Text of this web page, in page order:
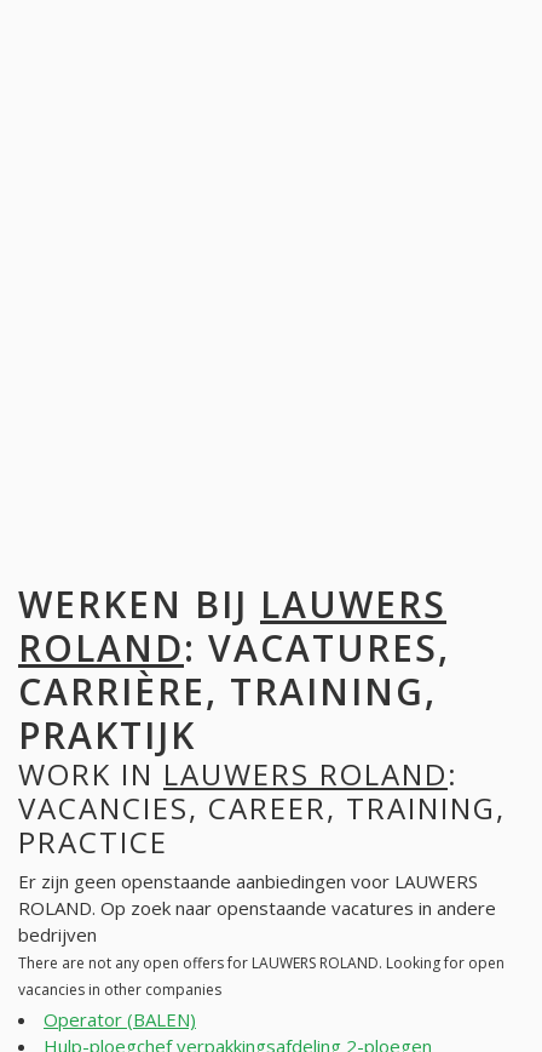
WERKEN BIJ LAUWERS
ROLAND: VACATURES,
CARRIÈRE, TRAINING,
PRAKTIJK
WORK IN LAUWERS ROLAND:
VACANCIES, CAREER, TRAINING,
PRACTICE
Er zijn geen openstaande aanbiedingen voor LAUWERS
ROLAND. Op zoek naar openstaande vacatures in andere
bedrijven
There are not any open offers for LAUWERS ROLAND. Looking for open
vacancies in other companies
Operator (BALEN)
Hulp-ploegchef verpakkingsafdeling 2-ploegen